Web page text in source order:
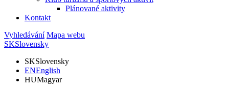
Plánované aktivity
Kontakt
Vyhledávání Mapa webu
SKSlovensky
SKSlovensky
ENEnglish
HUMagyar